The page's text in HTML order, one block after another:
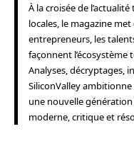
À la croisée de
locales, le magazine
entrepreneurs, les
façonnent l’écosystème
Analyses, décryptages,
SiliconValley ambitionne
une nouvelle génération
moderne, critique et